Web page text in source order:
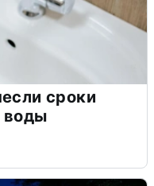
сроки
воды